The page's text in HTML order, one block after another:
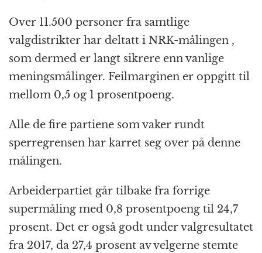
Over 11.500 personer fra samtlige
valgdistrikter har deltatt i NRK-målingen ,
som dermed er langt sikrere enn vanlige
meningsmålinger. Feilmarginen er oppgitt til
mellom 0,5 og 1 prosentpoeng.
Alle de fire partiene som vaker rundt
sperregrensen har karret seg over på denne
målingen.
Arbeiderpartiet går tilbake fra forrige
supermåling med 0,8 prosentpoeng til 24,7
prosent. Det er også godt under valgresultatet
fra 2017, da 27,4 prosent av velgerne stemte